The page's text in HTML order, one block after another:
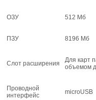
ОЗУ 512 Мб
ПЗУ 8196 Мб
Слот расширения
Для карт
объемом
Проводной
интерфейс
microUSB